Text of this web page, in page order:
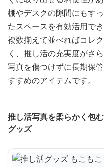
棚やデスクの隙間にもす
たスペースを有効活用で
複数揃えて並べればコレ
く、推し活の充実度がさ
写真を傷つけずに長期保
すすめのアイテムです。
推し活写真を柔らかく包
グッズ